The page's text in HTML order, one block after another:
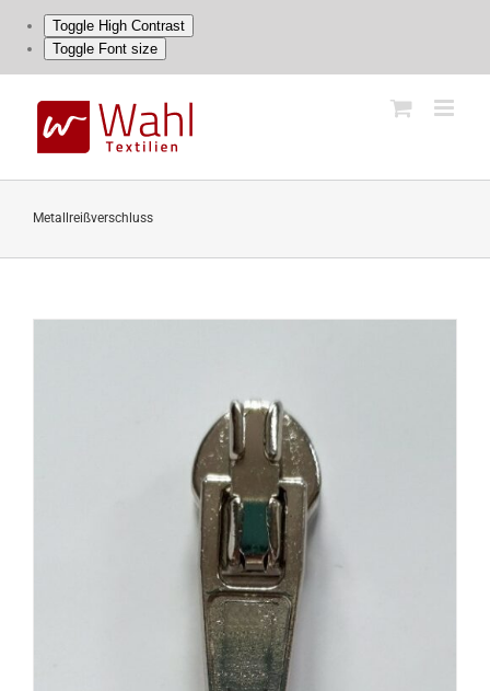
Toggle High Contrast
Toggle Font size
content
Metallreißverschluss